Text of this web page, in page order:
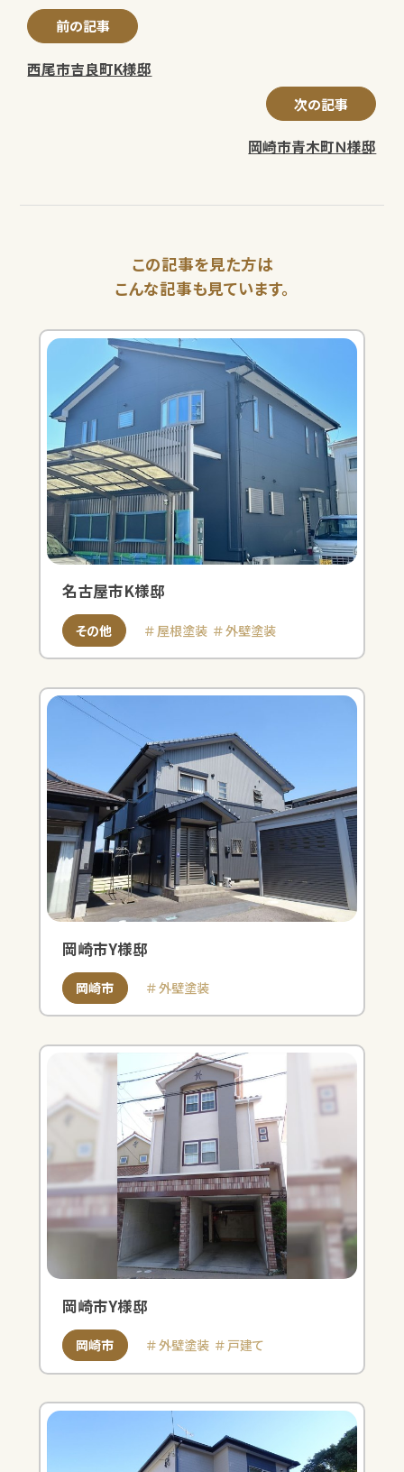
前の記事
西尾市吉良町K様邸
次の記事
岡崎市青木町Ｎ様邸
この記事を見た方は
こんな記事も見ています。
名古屋市K様邸
その他 屋根塗装 外壁塗装
岡崎市Y様邸
岡崎市 外壁塗装
岡崎市Y様邸
岡崎市 外壁塗装 戸建て